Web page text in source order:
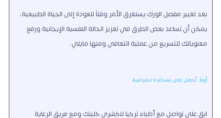
بعد تغيير مفصل الورك يستغرق الأمر وقتاً للعودة إلى الحياة الطبيعية،
يمكن أن تساعد بعض الطرق في تعزيز الحالة النفسية الإيجابية ورفع
معنوياتك للتسريع من عملية التعافي ومنها مايلي:
أولاً: أحصل على مساعدة احترافية
ابق على تواصل مع أطباء تركيا لاكشري كلينك ومع فريق الرعاية